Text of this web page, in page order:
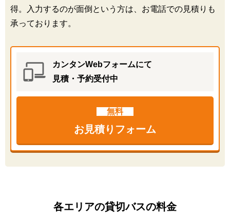
得。入力するのが面倒という方は、お電話での見積りも
承っております。
カンタンWebフォームにて
見積・予約受付中
無料
お見積りフォーム
各エリアの貸切バスの料金